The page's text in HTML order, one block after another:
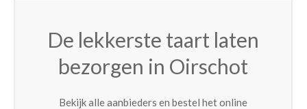
De lekkerste taart laten
bezorgen in Oirschot
Bekijk alle aanbieders en bestel het online